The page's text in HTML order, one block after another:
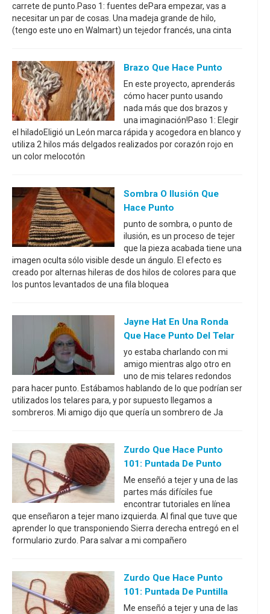
carrete de punto.Paso 1: fuentes dePara empezar, vas a
necesitar un par de cosas. Una madeja grande de hilo,
(tengo este uno en Walmart) un tejedor francés, una cinta
Brazo Que Hace Punto
En este proyecto, aprenderás
cómo hacer punto usando
nada más que dos brazos y
una imaginación!Paso 1: Elegir
el hiladoEligió un León marca rápida y acogedora en blanco y
utiliza 2 hilos más delgados realizados por corazón rojo en
un color melocotón
Sombra O Ilusión Que
Hace Punto
punto de sombra, o punto de
ilusión, es un proceso de tejer
que la pieza acabada tiene una
imagen oculta sólo visible desde un ángulo. El efecto es
creado por alternas hileras de dos hilos de colores para que
los puntos levantados de una fila bloquea
Jayne Hat En Una Ronda
Que Hace Punto Del Telar
yo estaba charlando con mi
amigo mientras algo otro en
uno de mis telares redondos
para hacer punto. Estábamos hablando de lo que podrían ser
utilizados los telares para, y por supuesto llegamos a
sombreros. Mi amigo dijo que quería un sombrero de Ja
Zurdo Que Hace Punto
101: Puntada De Punto
Me enseñó a tejer y una de las
partes más difíciles fue
encontrar tutoriales en línea
que enseñaron a tejer mano izquierda. Al final que tuve que
aprender lo que transponiendo Sierra derecha entregó en el
formulario zurdo. Para salvar a mi compañero
Zurdo Que Hace Punto
101: Puntada De Puntilla
Me enseñó a tejer y una de las